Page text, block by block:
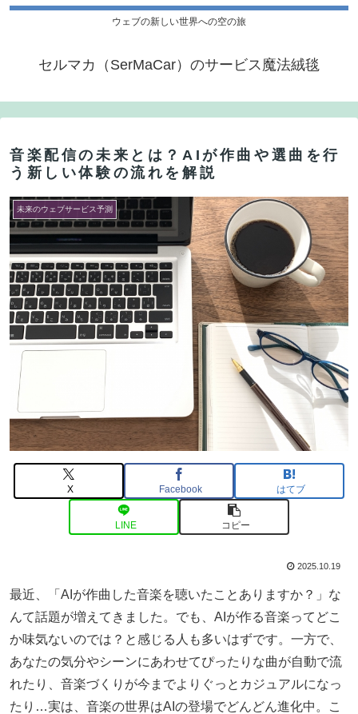
ウェブの新しい世界への空の旅
セルマカ（SerMaCar）のサービス魔法絨毯
音楽配信の未来とは？AIが作曲や選曲を行
う新しい体験の流れを解説
未来のウェブサービス予測
X Facebook はてブ
LINE コピー
2025.10.19
最近、「AIが作曲した音楽を聴いたことありますか？」な
んて話題が増えてきました。でも、AIが作る音楽ってどこ
か味気ないのでは？と感じる人も多いはずです。一方で、
あなたの気分やシーンにあわせてぴったりな曲が自動で流
れたり、音楽づくりが今までよりぐっとカジュアルになっ
たり…実は、音楽の世界はAIの登場でどんどん進化中。こ